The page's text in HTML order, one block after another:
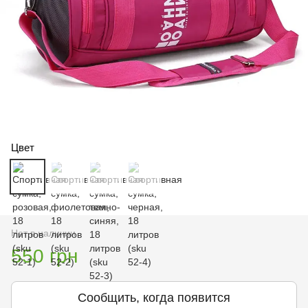
Цвет
Нет в наличии
550 грн
Сообщить, когда появится